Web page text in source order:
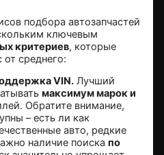
подбора автозапчастей
ключевым
критериев, которые
среднего:
VIN. Лучший
максимум марок и
Обратите внимание,
– есть ли как
авто, редкие
наличие поискапо